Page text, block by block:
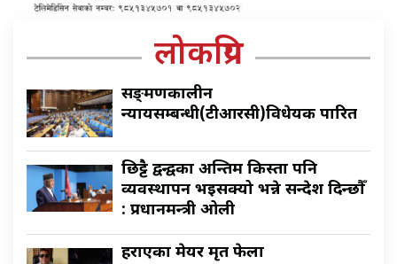
लोकप्रिय
सङ्क्रमणकालीन
न्यायसम्बन्धी(टीआरसी)विधेयक पारित
छिट्टै द्वन्द्वका अन्तिम किस्ता पनि
व्यवस्थापन भइसक्यो भन्ने सन्देश दिन्छौँ
: प्रधानमन्त्री ओली
हराएका मेयर मृत फेला